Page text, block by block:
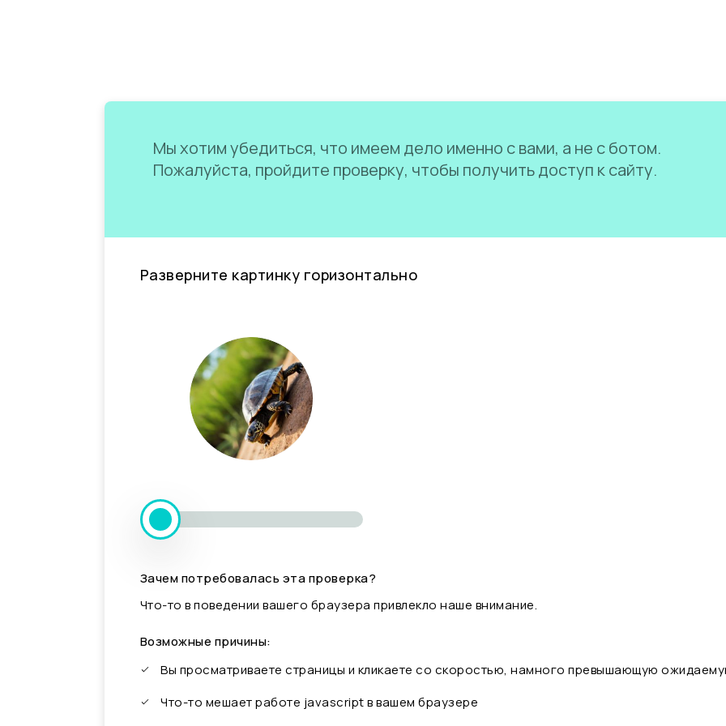
Мы хотим убедиться, что имеем дело именно с вами, а не с ботом.
Пожалуйста, пройдите проверку, чтобы получить доступ к сайту.
Разверните картинку горизонтально
Зачем потребовалась эта проверка?
Что-то в поведении вашего браузера привлекло наше внимание.
Возможные причины:
Вы просматриваете страницы и кликаете со скоростью, намного превышающую
Что-то мешает работе javascript в вашем браузере